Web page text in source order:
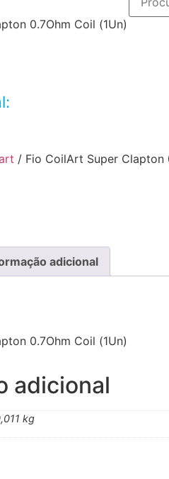
0.7Ohm Coil (1Un)
/ Fio CoilArt Super Clapton
adicional
0.7Ohm Coil (1Un)
adicional
kg